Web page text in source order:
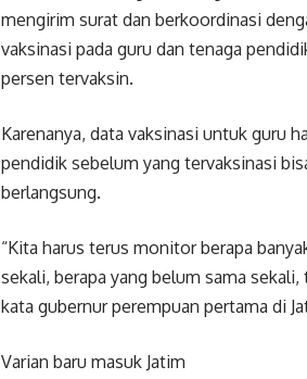
mengirim surat dan berkoordinasi
vaksinasi pada guru dan tenaga
persen tervaksin.
Karenanya, data vaksinasi untuk guru
pendidik sebelum yang tervaksinasi
berlangsung.
“Kita harus terus monitor berapa
sekali, berapa yang belum sama
kata gubernur perempuan pertama di
Varian baru masuk Jatim